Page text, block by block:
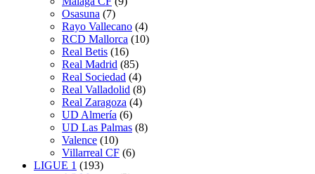
Osasuna (7)
Rayo Vallecano (4)
RCD Mallorca (10)
Real Betis (16)
Real Madrid (85)
Real Sociedad (4)
Real Valladolid (8)
Real Zaragoza (4)
UD Almería (6)
UD Las Palmas (8)
Valence (10)
Villarreal CF (6)
LIGUE 1 (193)